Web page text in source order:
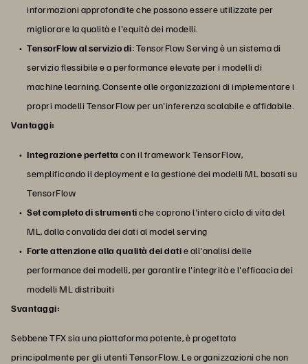
informazioni approfondite che possono essere utilizzate per
migliorare la qualità e l'equità dei modelli.
TensorFlow al servizio di: TensorFlow Serving è un sistema di
servizio flessibile e a performance elevate per i modelli di
machine learning. Consente alle organizzazioni di implementare i
propri modelli TensorFlow per un'inferenza scalabile e affidabile.
Vantaggi:
Integrazione perfetta con il framework TensorFlow,
semplificando il deployment e la gestione dei modelli ML basati su
TensorFlow
Set completo di strumentiche coprono l'intero ciclo di vita del
ML, dalla convalida dei dati al model serving
Forte attenzione alla qualità dei datie all'analisi delle
performance dei modelli, per garantire l'integrità e l'efficacia dei
modelli ML distribuiti
Svantaggi:
Sebbene TFX sia una piattaforma potente, è progettata
principalmente per gli utenti TensorFlow. Le organizzazioni che non